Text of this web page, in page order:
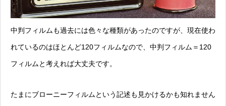
中判フィルムも過去には色々な種類があったのですが、現在使わ
れているのはほとんど120フィルムなので、中判フィルム＝120
フィルムと考えれば大丈夫です。
たまにブローニーフィルムという記述も見かけるかも知れません